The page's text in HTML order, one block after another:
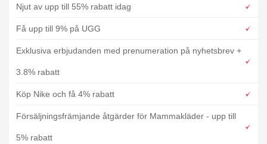
Njut av upp till 55% rabatt idag
Få upp till 9% på UGG
Exklusiva erbjudanden med prenumeration på nyhetsbrev +
3.8% rabatt
Köp Nike och få 4% rabatt
Försäljningsfrämjande åtgärder för Mammakläder - upp till
5% rabatt